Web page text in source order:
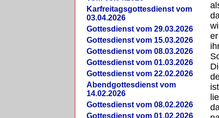
Karfreitagsgottesdienst vom
03.04.2026
Gottesdienst vom 29.03.2026
Gottesdienst vom 15.03.2026
Gottesdienst vom 08.03.2026
Gottesdienst vom 01.03.2026
Gottesdienst vom 22.02.2026
Abendgottesdienst vom
14.02.2026
Gottesdienst vom 08.02.2026
Gottesdienst vom 01.02.2026